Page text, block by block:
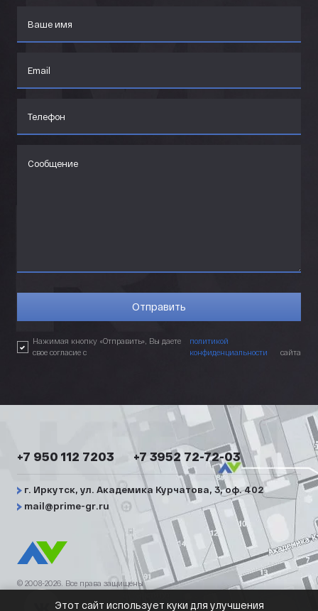
Нажимая кнопку «Отправить», Вы даете
свое согласие с
политикой
конфиденциальности
сайта
+7 950 112 7203 +7 3952 72-72-03
г. Иркутск, ул. Академика Курчатова, 3, оф. 402
mail@prime-gr.ru
© 2008-2026. Все права защищены
Этот сайт использует куки для улучшения